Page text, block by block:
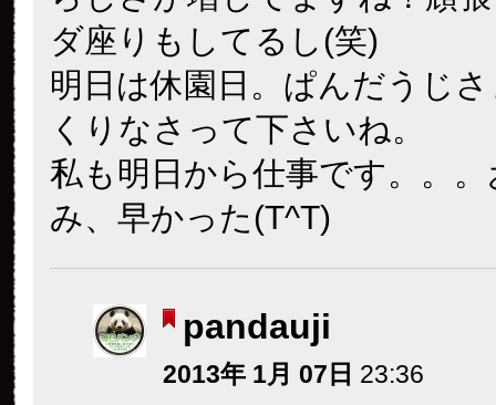
ダ座りもしてるし(笑)
明日は休園日。ぱんだうじ
くりなさって下さいね。
私も明日から仕事です。。
み、早かった(T^T)
pandauji
2013年 1月 07日 23:36